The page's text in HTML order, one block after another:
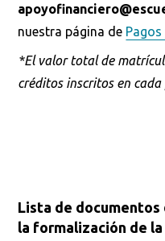
nuestra página de
*El valor total de
créditos inscritos en cada
Lista de documentos
la formalización de